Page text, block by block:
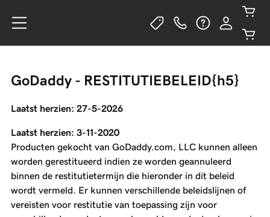
GoDaddy - RESTITUTIEBELEID{h5}
Laatst herzien: 27-5-2026
Laatst herzien: 3-11-2020
Producten gekocht van GoDaddy.com, LLC kunnen alleen
worden gerestitueerd indien ze worden geannuleerd
binnen de restitutietermijn die hieronder in dit beleid
wordt vermeld. Er kunnen verschillende beleidslijnen of
vereisten voor restitutie van toepassing zijn voor